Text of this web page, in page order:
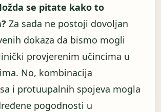
se pitate kako to
Za sada ne postoji dovoljan
dokaza da bismo mogli
provjerenim učincima u
No, kombinacija
i protuupalnih spojeva mogla
pogodnosti u